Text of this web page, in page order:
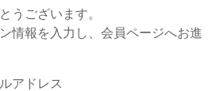
うございます。
情報を入力し、会員ページへお進
アドレス